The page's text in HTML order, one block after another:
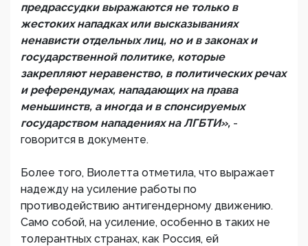
предрассудки выражаются не только в
жестоких нападках или высказываниях
ненависти отдельных лиц, но и в законах и
государственной политике, которые
закрепляют неравенство, в политических речах
и референдумах, нападающих на права
меньшинств, а иногда и в спонсируемых
государством нападениях на ЛГБТИ», -
говорится в документе.
Более того, Виолетта отметила, что выражает
надежду на усиление работы по
противодействию антигендерному движению.
Само собой, на усиление, особенно в таких не
толерантных странах, как Россия, ей